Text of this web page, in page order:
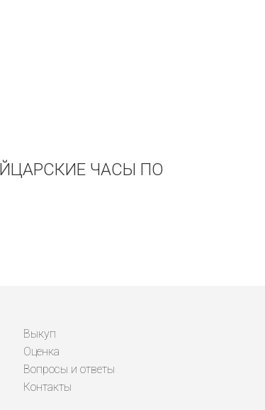
ЧАСЫ ПО
Выкуп
Оценка
Вопросы и ответы
Контакты